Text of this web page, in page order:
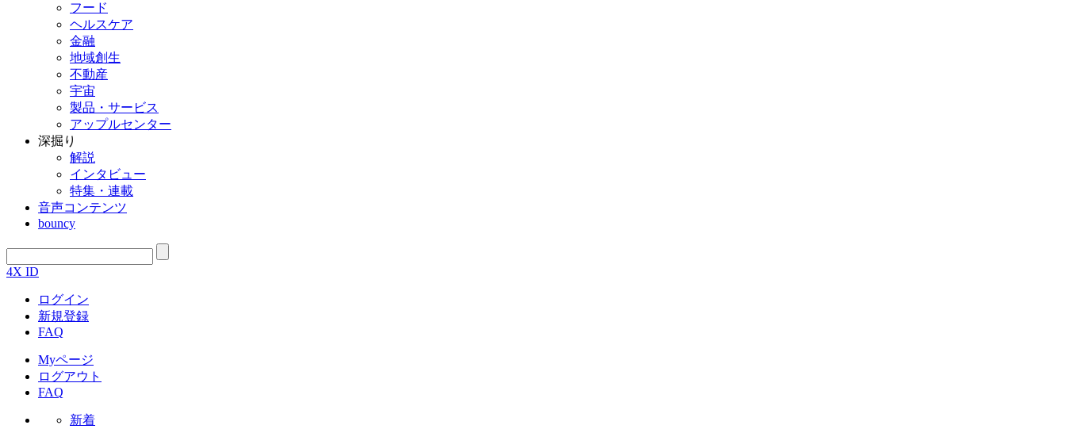
フード
ヘルスケア
金融
地域創生
不動産
宇宙
製品・サービス
アップルセンター
深掘り
解説
インタビュー
特集・連載
音声コンテンツ
bouncy
4X ID
ログイン
新規登録
FAQ
Myページ
ログアウト
FAQ
新着